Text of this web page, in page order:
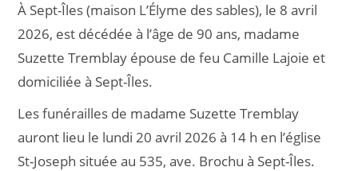
À Sept-Îles (maison L’Élyme des sables), le 8 avril
2026, est décédée à l’âge de 90 ans, madame
Suzette Tremblay épouse de feu Camille Lajoie et
domiciliée à Sept-Îles.
Les funérailles de madame Suzette Tremblay
auront lieu le lundi 20 avril 2026 à 14 h en l’église
St-Joseph située au 535, ave. Brochu à Sept-Îles.